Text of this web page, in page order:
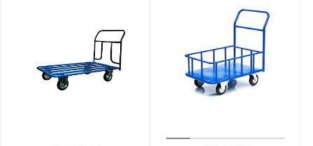
24V/200Ah
24V/210Ah
24V/240Ah